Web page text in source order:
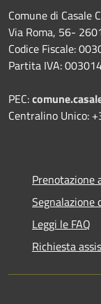
Comune di Casale
Via Roma, 56-
Codice Fiscale:
Partita IVA:
PEC:
Centralino Unico:
Prenotazione
Segnalazione
Leggi le FAQ
Richiesta